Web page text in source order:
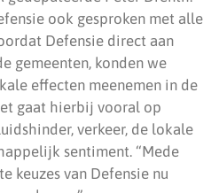
ook gesproken met alle
Defensie direct aan
gemeenten, konden we
effecten meenemen in de
gaat hierbij vooral op
verkeer, de lokale
sentiment. “Mede
keuzes van Defensie nu